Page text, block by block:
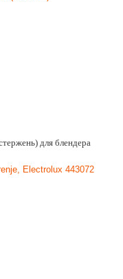
для блендера